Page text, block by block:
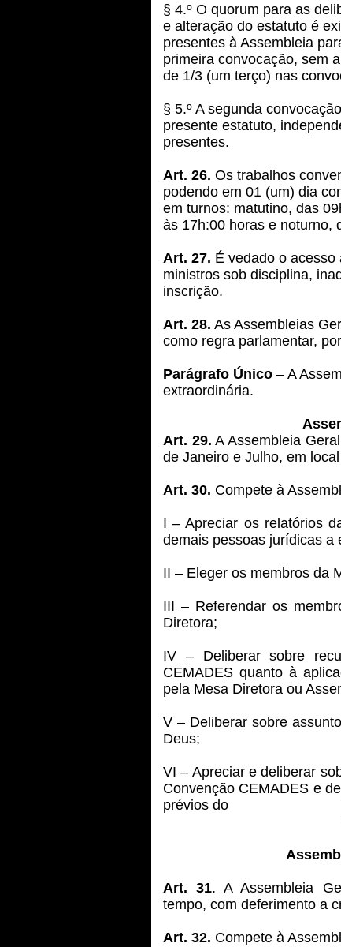
§ 4.º O quorum para as
e alteração do estatuto é
presentes à Assembleia
primeira convocação, sem
de 1/3 (um terço) nas
§ 5.º A segunda
presente estatuto,
presentes.
Art. 26. Os trabalhos
podendo em 01 (um) dia
em turnos: matutino, das
às 17h:00 horas e noturno,
Art. 27. É vedado o
ministros sob disciplina,
inscrição.
Art. 28. As Assembleias
como regra parlamentar,
Parágrafo Único – A
extraordinária.
Art. 29. A Assembleia
de Janeiro e Julho, em
Art. 30. Compete à
I – Apreciar os relatórios
demais pessoas jurídicas a
II – Eleger os membros da
III – Referendar os
Diretora;
IV – Deliberar sobre
CEMADES quanto à
pela Mesa Diretora ou
V – Deliberar sobre
Deus;
VI – Apreciar e deliberar
Convenção CEMADES e
prévios do
Art. 31. A Assembleia
tempo, com deferimento a
Art. 32. Compete à